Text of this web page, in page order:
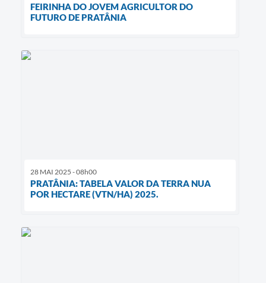
FEIRINHA DO JOVEM AGRICULTOR DO
FUTURO DE PRATÂNIA
28 MAI 2025 - 08h00
PRATÂNIA: TABELA VALOR DA TERRA NUA
POR HECTARE (VTN/HA) 2025.